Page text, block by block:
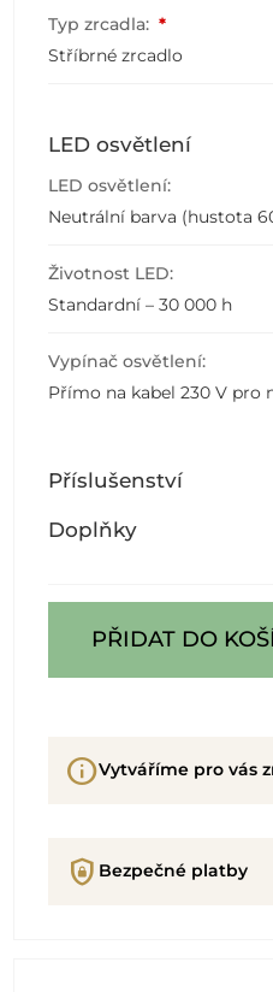
Typ zrcadla: *
Stříbrné zrcadlo
LED osvětlení
LED osvětlení:
Neutrální barva (hustota
Životnost LED:
Standardní – 30 000 h
Vypínač osvětlení:
Přímo na kabel 230 V pro
Příslušenství
Doplňky
PŘIDAT DO
infoVytváříme pro vás
shield_lock Bezpečné platby